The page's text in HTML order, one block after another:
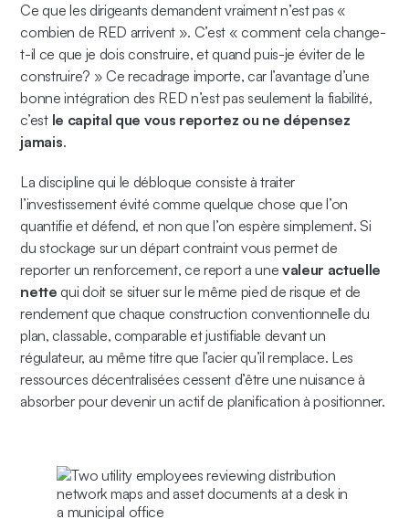
Ce que les dirigeants demandent vraiment n’est pas «
combien de RED arrivent ». C’est « comment cela change-
t-il ce que je dois construire, et quand puis-je éviter de le
construire? » Ce recadrage importe, car l’avantage d’une
bonne intégration des RED n’est pas seulement la fiabilité,
c’est le capital que vous reportez ou ne dépensez
jamais.
La discipline qui le débloque consiste à traiter
l’investissement évité comme quelque chose que l’on
quantifie et défend, et non que l’on espère simplement. Si
du stockage sur un départ contraint vous permet de
reporter un renforcement, ce report a une valeur actuelle
nette qui doit se situer sur le même pied de risque et de
rendement que chaque construction conventionnelle du
plan, classable, comparable et justifiable devant un
régulateur, au même titre que l’acier qu’il remplace. Les
ressources décentralisées cessent d’être une nuisance à
absorber pour devenir un actif de planification à positionner.